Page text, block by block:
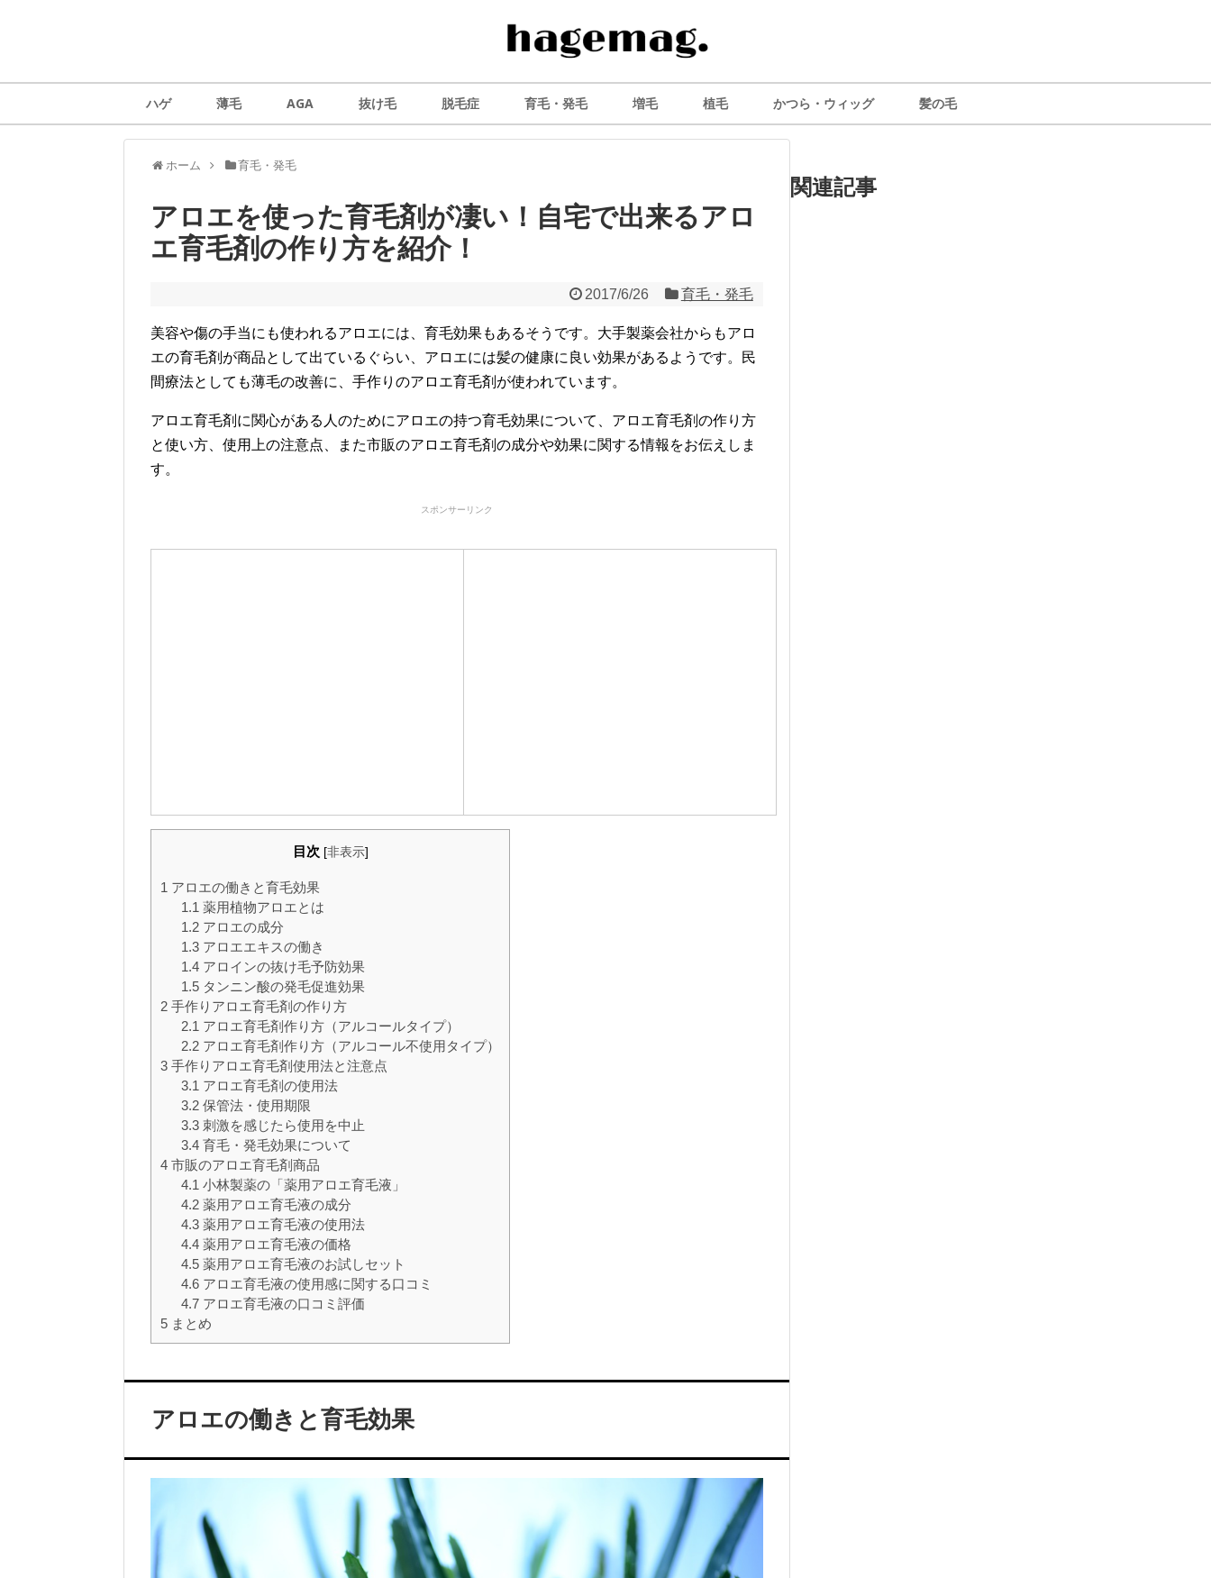
ハゲ 薄毛 AGA 抜け毛 脱毛症 育毛・発毛 増毛 植毛 かつら・ウィッグ 髪の毛
ホーム 育毛・発毛
アロエを使った育毛剤が凄い！自宅で出来るアロ
エ育毛剤の作り方を紹介！
2017/6/26 育毛・発毛
美容や傷の手当にも使われるアロエには、育毛効果もあるそうです。大手製薬会社からもアロ
エの育毛剤が商品として出ているぐらい、アロエには髪の健康に良い効果があるようです。民
間療法としても薄毛の改善に、手作りのアロエ育毛剤が使われています。
アロエ育毛剤に関心がある人のためにアロエの持つ育毛効果について、アロエ育毛剤の作り方
と使い方、使用上の注意点、また市販のアロエ育毛剤の成分や効果に関する情報をお伝えしま
す。
スポンサーリンク
目次 [非表示]
1 アロエの働きと育毛効果
1.1 薬用植物アロエとは
1.2アロエの成分
1.3アロエエキスの働き
1.4アロインの抜け毛予防効果
1.5タンニン酸の発毛促進効果
2 手作りアロエ育毛剤の作り方
2.1 アロエ育毛剤作り方（アルコールタイプ）
2.2アロエ育毛剤作り方（アルコール不使用タイプ）
3 手作りアロエ育毛剤使用法と注意点
3.1 アロエ育毛剤の使用法
3.2保管法・使用期限
3.3刺激を感じたら使用を中止
3.4育毛・発毛効果について
4 市販のアロエ育毛剤商品
4.1 小林製薬の「薬用アロエ育毛液」
4.2薬用アロエ育毛液の成分
4.3薬用アロエ育毛液の使用法
4.4薬用アロエ育毛液の価格
4.5薬用アロエ育毛液のお試しセット
4.6アロエ育毛液の使用感に関する口コミ
4.7アロエ育毛液の口コミ評価
5 まとめ
アロエの働きと育毛効果
関連記事